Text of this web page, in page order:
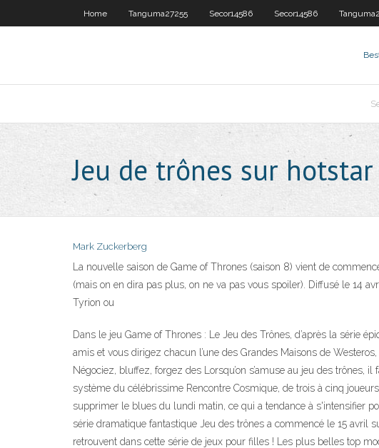
Home Tanguma27255 Secor14586 Secor14586
Jeu de trônes sur hotstar
Mark Zuckerberg
La nouvelle saison de Game of Thrones (saison 8) vient de
(mais on en dira pas plus, on ne va pas vous spoiler). Diffusé le 14
Tyrion ou
Dans le jeu Game of Thrones : Le Jeu des Trônes, d’après la série
amis et vous dirigez chacun l’une des Grandes Maisons de
Négociez, bluffez, forgez des Lorsqu’on s’amuse au jeu des trônes,
système du célébrissime Rencontre Cosmique, de trois à cinq
supprimer le blues du lundi matin, ce qui a tendance à s'intensifier
série dramatique fantastique Jeu des trônes a commencé le 15 avril
retrouvent dans cette série de jeux pour filles ! Les plus belles top